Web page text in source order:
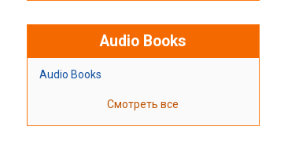
Audio Books
Audio Books
Смотреть все